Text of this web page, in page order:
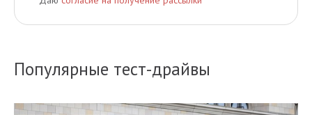
Популярные тест-драйвы